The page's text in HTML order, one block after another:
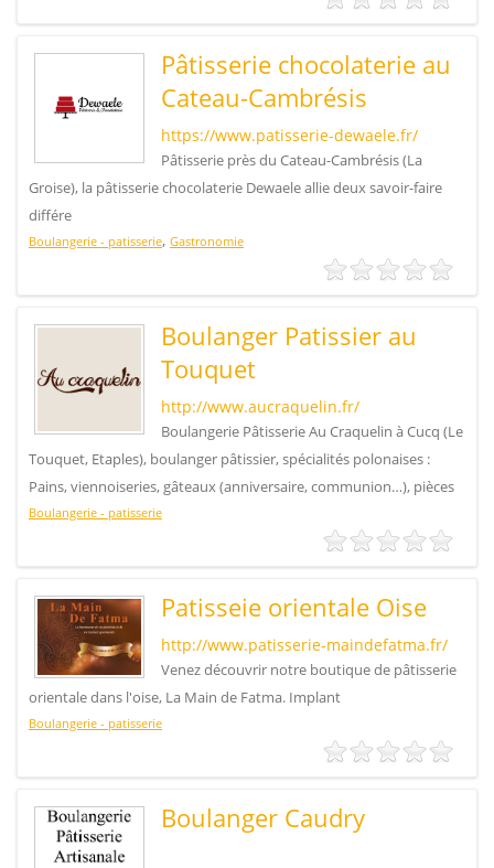
Pâtisserie chocolaterie au
Cateau-Cambrésis
https://www.patisserie-dewaele.fr/
Pâtisserie près du Cateau-Cambrésis (La
Groise), la pâtisserie chocolaterie Dewaele allie deux savoir-faire
différe
Boulangerie - patisserie, Gastronomie
Boulanger Patissier au
Touquet
http://www.aucraquelin.fr/
Boulangerie Pâtisserie Au Craquelin à Cucq (Le
Touquet, Etaples), boulanger pâtissier, spécialités polonaises :
Pains, viennoiseries, gâteaux (anniversaire, communion…), pièces
Boulangerie - patisserie
Patisseie orientale Oise
http://www.patisserie-maindefatma.fr/
Venez découvrir notre boutique de pâtisserie
orientale dans l'oise, La Main de Fatma. Implant
Boulangerie - patisserie
Boulanger Caudry